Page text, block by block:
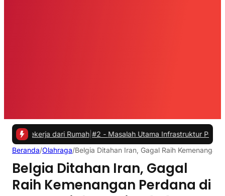
dari Rumah|#2 -Masalah Utama Infrastruktur Pengisian Daya
Beranda/Olahraga/Belgia Ditahan Iran, Gagal Raih
Belgia Ditahan Iran, Gagal
Raih Kemenangan Perdana di